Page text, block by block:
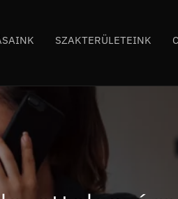
SZAKTERÜLETEINK